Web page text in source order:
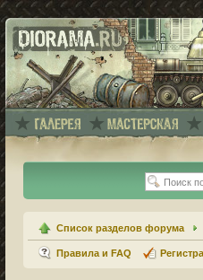
Список разделов форума
Правила и FAQ